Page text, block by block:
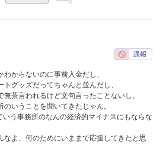
からないのに事前入金だし、
トグッズだってちゃんと並んだし、
茶言われるけど文句言ったことないし、
いうことを聞いてきたじゃん。
いう事務所のなんの経済的マイナスにもならな
なよ、何のためにいままで応援してきたと思